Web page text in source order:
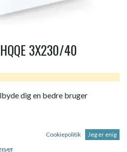
3X230/40
dig en bedre bruger
Cookiepolitik Jeg er enig